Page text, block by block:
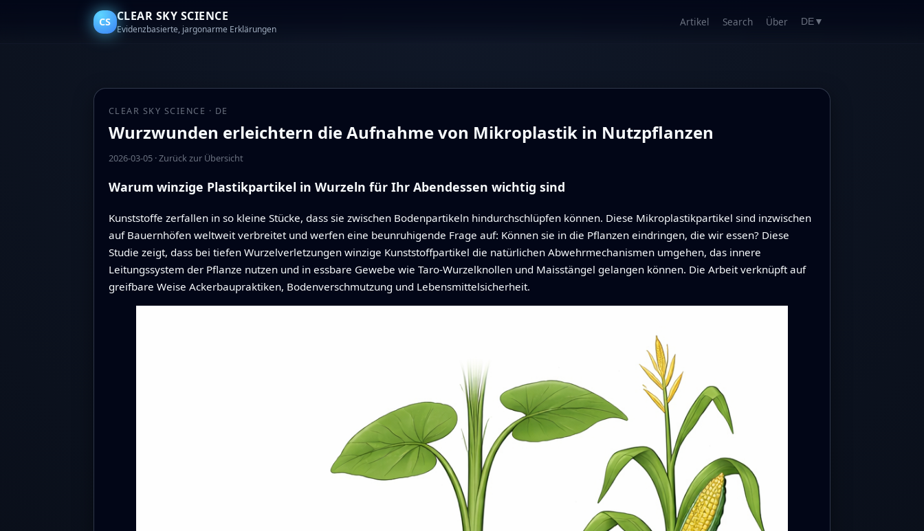
CS CLEAR SKY SCIENCE
Evidenzbasierte, jargonarme Erklärungen
Artikel Search Über DE ▼
CLEAR SKY SCIENCE · DE
Wurzwunden erleichtern die Aufnahme von Mikroplastik in Nutzpflanzen
2026-03-05·Zurück zur Übersicht
Warum winzige Plastikpartikel in Wurzeln für Ihr Abendessen wichtig sind
Kunststoffe zerfallen in so kleine Stücke, dass sie zwischen Bodenpartikeln hindurchschlüpfen können. Diese Mikroplastikpartikel sind inzwischen
auf Bauernhöfen weltweit verbreitet und werfen eine beunruhigende Frage auf: Können sie in die Pflanzen eindringen, die wir essen? Diese
Studie zeigt, dass bei tiefen Wurzelverletzungen winzige Kunststoffpartikel die natürlichen Abwehrmechanismen umgehen, das innere
Leitungssystem der Pflanze nutzen und in essbare Gewebe wie Taro-Wurzelknollen und Maisstängel gelangen können. Die Arbeit verknüpft auf
greifbare Weise Ackerbaupraktiken, Bodenverschmutzung und Lebensmittelsicherheit.